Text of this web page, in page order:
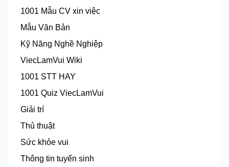
1001 Mẫu CV xin việc
Mẫu Văn Bản
Kỹ Năng Nghề Nghiệp
ViecLamVui Wiki
1001 STT HAY
1001 Quiz ViecLamVui
Giải trí
Thủ thuật
Sức khỏe vui
Thông tin tuyển sinh